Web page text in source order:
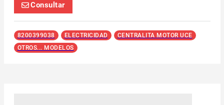
Consultar
8200399038 ELECTRICIDAD
CENTRALITA MOTOR UCE
OTROS... MODELOS